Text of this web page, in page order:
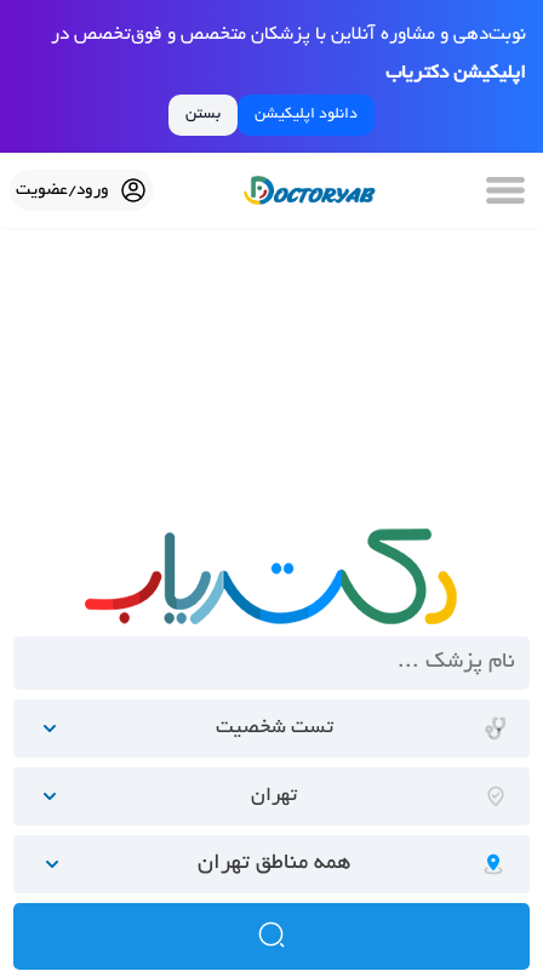
نوبت‌دهی و مشاوره آنلاین با پزشکان متخصص و فوق‌تخصص در
اپلیکیشن دکتریاب
دانلود اپلیکیشن بستن
ورود/عضویت
تست شخصیت
تهران
همه مناطق تهران